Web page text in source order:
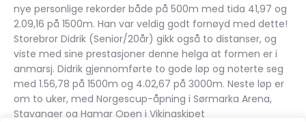
nye personlige rekorder både på 500m med tida 41,97 og
2.09,16 på 1500m. Han var veldig godt fornøyd med dette!
Storebror Didrik (Senior/20år) gikk også to distanser, og
viste med sine prestasjoner denne helga at formen er i
anmarsj. Didrik gjennomførte to gode løp og noterte seg
med 1.56,78 på 1500m og 4.02,67 på 3000m. Neste løp er
om to uker, med Norgescup-åpning i Sørmarka Arena,
Stavanger og Hamar Open i Vikingskipet